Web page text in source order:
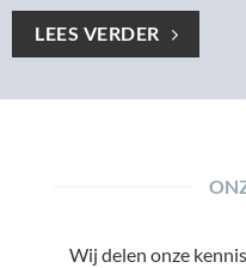
LEES VERDER
Wij delen onze